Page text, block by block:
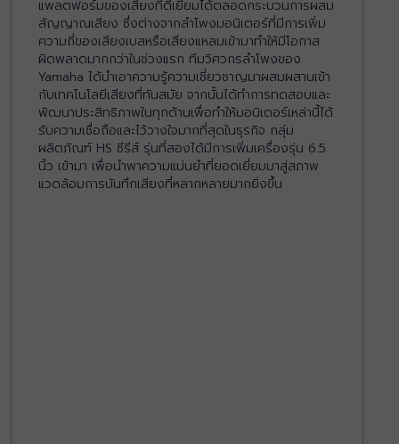
แพลตฟอร์มของเสียงที่ดีเยี่ยมได้ตลอดกระบวนการผสม
สัญญาณเสียง ซึ่งต่างจากลำโพงมอนิเตอร์ที่มีการเพิ่ม
ความถี่ของเสียงเบสหรือเสียงแหลมเข้ามาทำให้มีโอกาส
ผิดพลาดมากกว่าในช่วงแรก ทีมวิศวกรลำโพงของ
Yamaha ได้นำเอาความรู้ความเชี่ยวชาญมาผสมผสานเข้า
กับเทคโนโลยีเสียงที่ทันสมัย จากนั้นได้ทำการทดสอบและ
พัฒนาประสิทธิภาพในทุกด้านเพื่อทำให้มอนิเตอร์เหล่านี้ได้
รับความเชื่อถือและไว้วางใจมากที่สุดในธุรกิจ กลุ่ม
ผลิตภัณฑ์ HS ซีรีส์ รุ่นที่สองได้มีการเพิ่มเครื่องรุ่น 6.5
นิ้ว เข้ามา เพื่อนำพาความแม่นยำที่ยอดเยี่ยมมาสู่สภาพ
แวดล้อมการบันทึกเสียงที่หลากหลายมากยิ่งขึ้น